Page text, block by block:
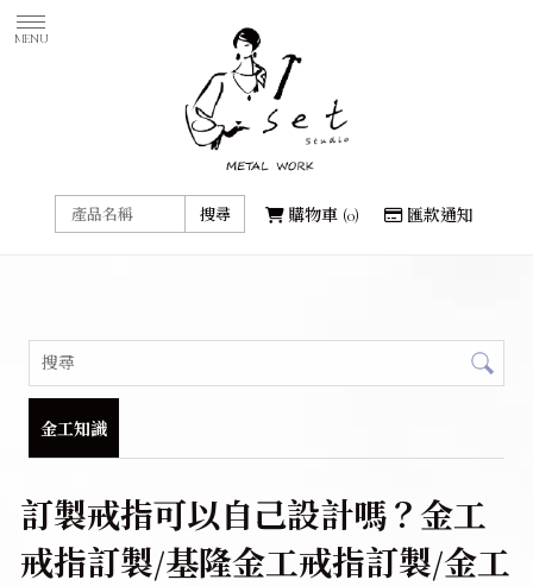
購物車 0 匯款通知
金工知識
訂製戒指可以自己設計嗎？金工
戒指訂製/基隆金工戒指訂製/金工